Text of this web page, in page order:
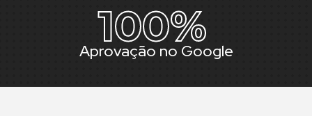
100%
Aprovação no Google